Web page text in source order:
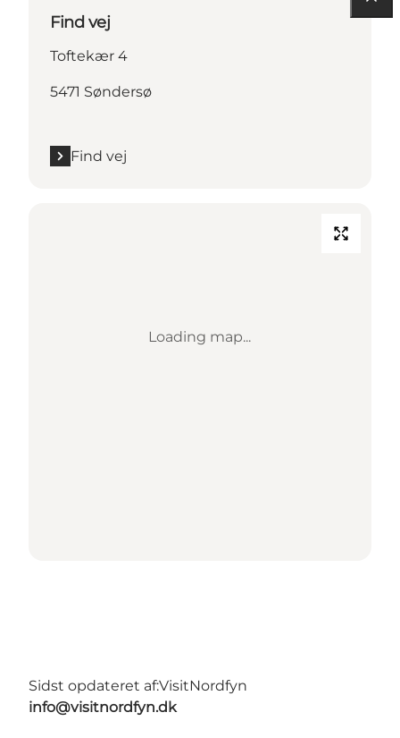
Find vej
Toftekær 4
5471 Søndersø
Find vej
Loading map...
Sidst opdateret af:VisitNordfyn
info@visitnordfyn.dk